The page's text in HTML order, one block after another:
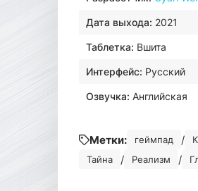
Дата выхода: 2021
Таблетка: Вшита
Интерфейс: Русский
Озвучка: Английская
Метки: геймпад /
Тайна / Реализм /